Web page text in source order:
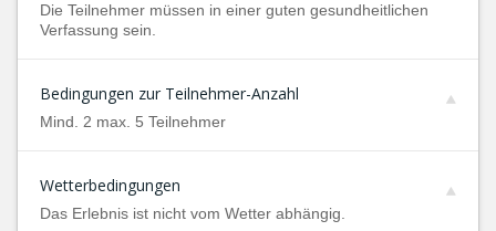
Die Teilnehmer müssen in einer guten gesundheitlichen
Verfassung sein.
Bedingungen zur Teilnehmer-Anzahl
Mind. 2 max. 5 Teilnehmer
Wetterbedingungen
Das Erlebnis ist nicht vom Wetter abhängig.